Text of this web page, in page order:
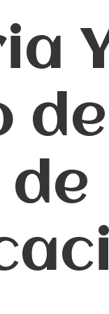
de